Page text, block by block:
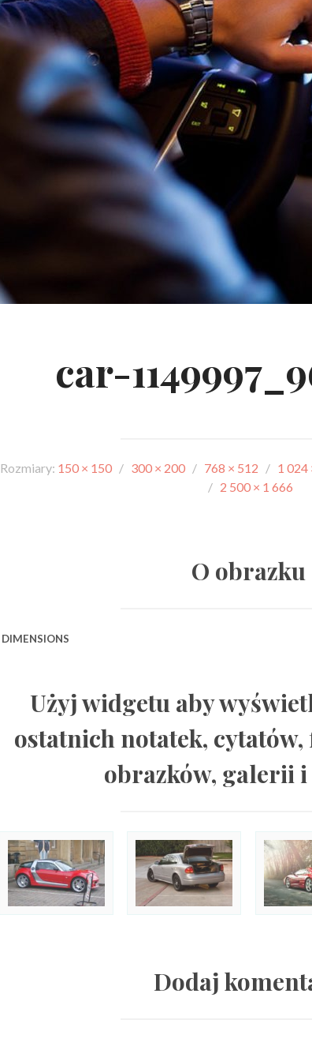
car-
Rozmiary: 150 × 150 / 300 × 200 / 768 × 512 / 1 024
/ 2 500 × 1 666
O obrazku
DIMENSIONS
Użyj widgetu aby
ostatnich notatek,
obrazków, galerii
Dodaj